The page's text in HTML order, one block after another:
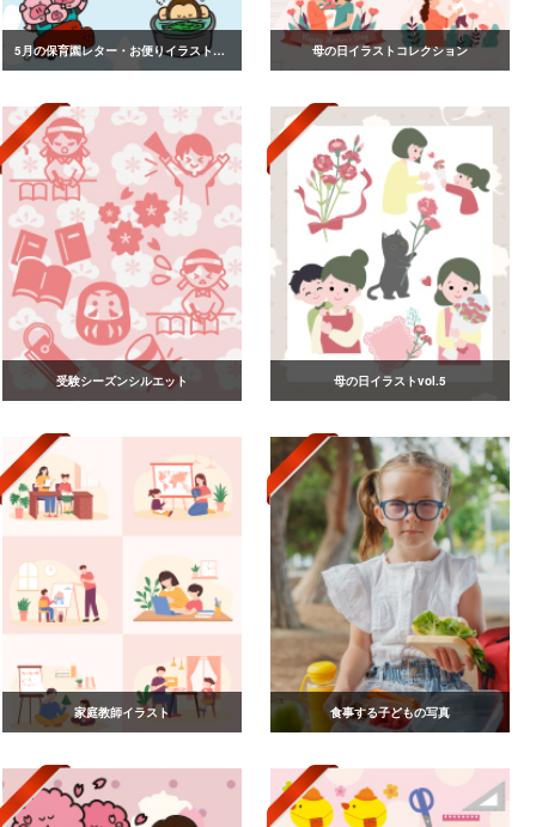
5月の保育園レター・お便りイラストvol.2 母の日イラストコレクション
受験シーズンシルエット 母の日イラストvol.5
家庭教師イラスト 食事する子どもの写真